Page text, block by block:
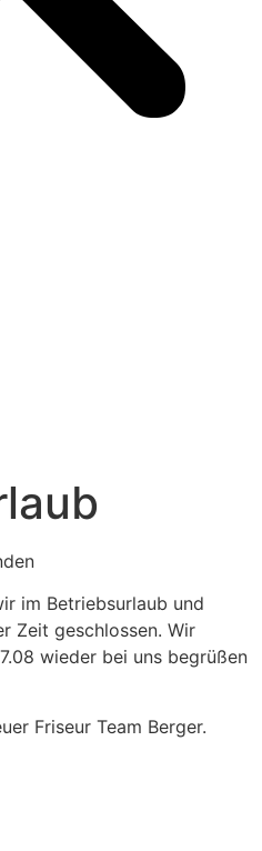
im Betriebsurlaub und
Zeit geschlossen. Wir
wieder bei uns begrüßen
Friseur Team Berger.